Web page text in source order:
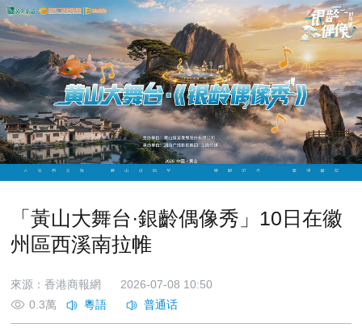
「黃山大舞台·銀齡偶像秀」10日在徽
州區西溪南拉帷
來源：香港商報網
2026-07-08 10:50
0.3萬